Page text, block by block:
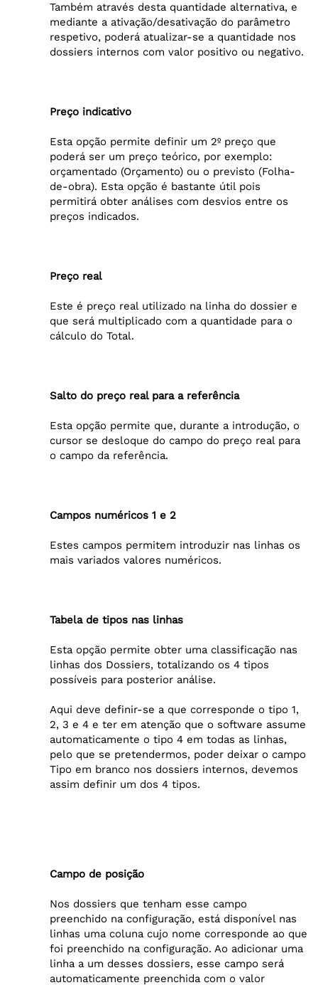
Também através desta quantidade alternativa, e
mediante a ativação/desativação do parâmetro
respetivo, poderá atualizar-se a quantidade nos
dossiers internos com valor positivo ou negativo.
Preço indicativo
Esta opção permite definir um 2º preço que
poderá ser um preço teórico, por exemplo:
orçamentado (Orçamento) ou o previsto (Folha-
de-obra). Esta opção é bastante útil pois
permitirá obter análises com desvios entre os
preços indicados.
Preço real
Este é preço real utilizado na linha do dossier e
que será multiplicado com a quantidade para o
cálculo do Total.
Salto do preço real para a referência
Esta opção permite que, durante a introdução, o
cursor se desloque do campo do preço real para
o campo da referência.
Campos numéricos 1 e 2
Estes campos permitem introduzir nas linhas os
mais variados valores numéricos.
Tabela de tipos nas linhas
Esta opção permite obter uma classificação nas
linhas dos Dossiers, totalizando os 4 tipos
possíveis para posterior análise.
Aqui deve definir-se a que corresponde o tipo 1,
2, 3 e 4 e ter em atenção que o software assume
automaticamente o tipo 4 em todas as linhas,
pelo que se pretendermos, poder deixar o campo
Tipo em branco nos dossiers internos, devemos
assim definir um dos 4 tipos.
Campo de posição
Nos dossiers que tenham esse campo
preenchido na configuração, está disponível nas
linhas uma coluna cujo nome corresponde ao que
foi preenchido na configuração. Ao adicionar uma
linha a um desses dossiers, esse campo será
automaticamente preenchida com o valor